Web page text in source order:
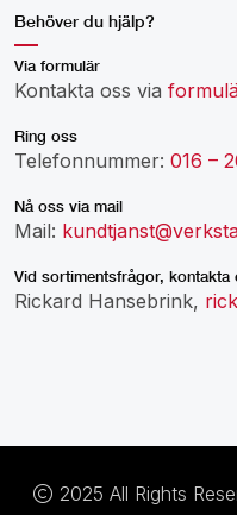
Behöver du hjälp?
Via formulär
Kontakta oss via
Ring oss
Telefonnummer: 016 –
Nå oss via mail
Mail:
Vid sortimentsfrågor, kontakta
Rickard Hansebrink,
2025 All Rights